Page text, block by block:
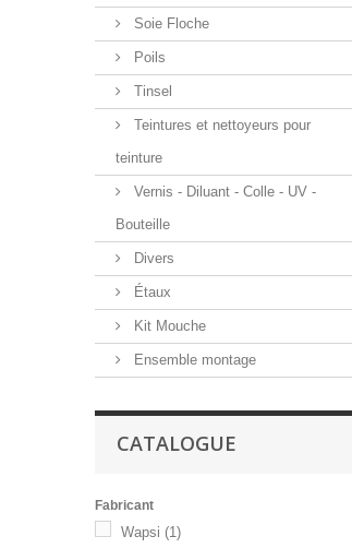
Soie Floche
Poils
Tinsel
Teintures et nettoyeurs pour
teinture
Vernis - Diluant - Colle - UV -
Bouteille
Divers
Étaux
Kit Mouche
Ensemble montage
CATALOGUE
Fabricant
Wapsi (1)